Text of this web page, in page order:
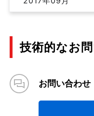
技術的なお
お問い合わせ